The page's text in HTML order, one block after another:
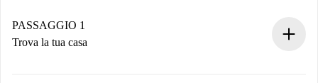
PASSAGGIO 1
Trova la tua casa